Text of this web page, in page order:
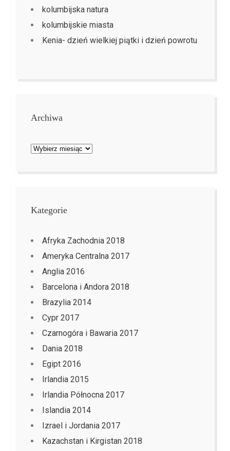
kolumbijska natura
kolumbijskie miasta
Kenia- dzień wielkiej piątki i dzień powrotu
Archiwa
Archiwa
Kategorie
Afryka Zachodnia 2018
Ameryka Centralna 2017
Anglia 2016
Barcelona i Andora 2018
Brazylia 2014
Cypr 2017
Czarnogóra i Bawaria 2017
Dania 2018
Egipt 2016
Irlandia 2015
Irlandia Północna 2017
Islandia 2014
Izrael i Jordania 2017
Kazachstan i Kirgistan 2018